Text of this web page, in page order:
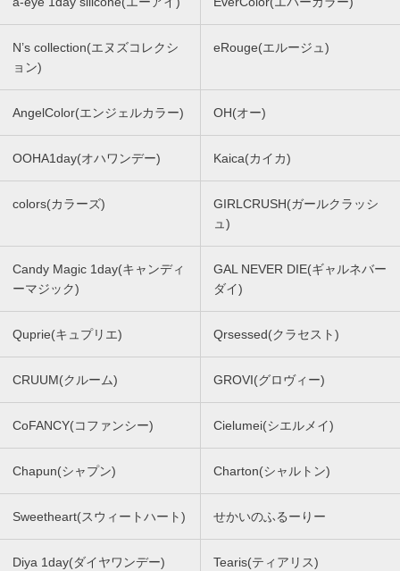
N’s collection(エヌズコレクシ
ョン)
eRouge(エルージュ)
AngelColor(エンジェルカラー) OH(オー)
OOHA1day(オハワンデー) Kaica(カイカ)
colors(カラーズ)
GIRLCRUSH(ガールクラッシ
ュ)
Candy Magic 1day(キャンディ
ーマジック)
GAL NEVER DIE(ギャルネバー
ダイ)
Quprie(キュプリエ) Qrsessed(クラセスト)
CRUUM(クルーム) GROVI(グロヴィー)
CoFANCY(コファンシー) Cielumei(シエルメイ)
Chapun(シャプン) Charton(シャルトン)
Sweetheart(スウィートハート) せかいのふるーりー
Diya 1day(ダイヤワンデー) Tearis(ティアリス)